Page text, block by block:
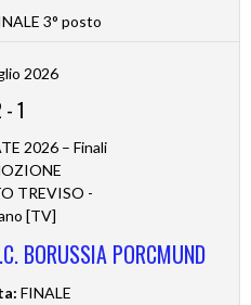
3° posto
2026
-1
2026 – Finali
TREVISO -
[TV]
BORUSSIA PORCMUND
FINALE